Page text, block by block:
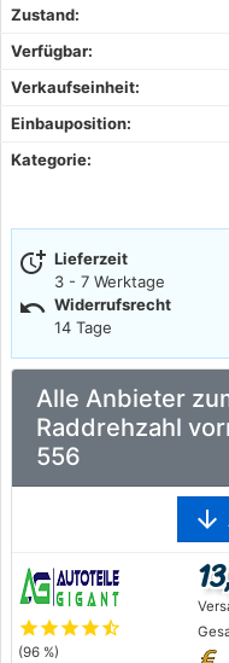
Zustand:
Verfügbar:
Verkaufseinheit:
Einbauposition:
Kategorie:
more_time Lieferzeit
3 - 7 Werktage
undo Widerrufsrecht
14 Tage
Alle Anbieter
Raddrehzahl
556
arrow_downward
starstarstarstarstar_half
(96 %)